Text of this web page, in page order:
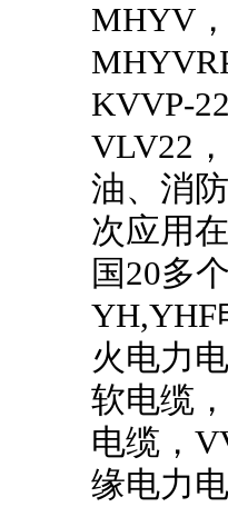
MHYV
KVVP-
VLV22 ，
油、消
次应用
国20多
YH,YHF
火电力
软电缆，
电缆，
缘电力